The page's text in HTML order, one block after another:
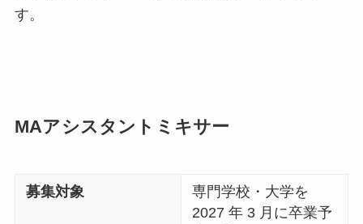
す。
MAアシスタントミキサー
募集対象
専門学校・大学を
2027 年 3 月に卒業予